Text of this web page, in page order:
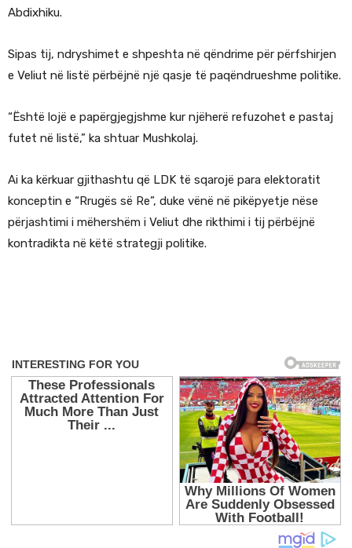
Abdixhiku.
Sipas tij, ndryshimet e shpeshta në qëndrime për përfshirjen
e Veliut në listë përbëjnë një qasje të paqëndrueshme politike.
“Është lojë e papërgjegjshme kur njëherë refuzohet e pastaj
futet në listë,” ka shtuar Mushkolaj.
Ai ka kërkuar gjithashtu që LDK të sqarojë para elektoratit
konceptin e “Rrugës së Re”, duke vënë në pikëpyetje nëse
përjashtimi i mëhershëm i Veliut dhe rikthimi i tij përbëjnë
kontradikta në këtë strategji politike.